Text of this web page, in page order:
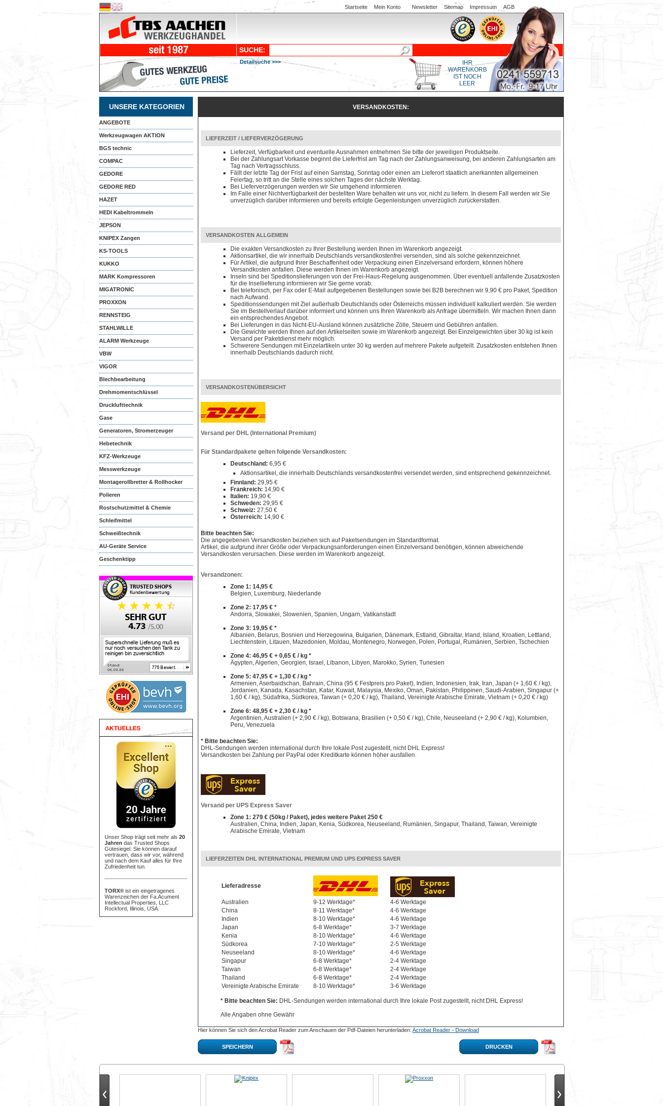
Startseite Mein Konto Newsletter Sitemap Impressum AGB
SUCHE:
Detailsuche >>>
IHR
WARENKORB
IST NOCH
LEER
UNSERE KATEGORIEN
ANGEBOTE
Werkzeugwagen AKTION
BGS technic
COMPAC
GEDORE
GEDORE RED
HAZET
HEDI Kabeltrommeln
JEPSON
KNIPEX Zangen
KS-TOOLS
KUKKO
MARK Kompressoren
MIGATRONIC
PROXXON
RENNSTEIG
STAHLWILLE
ALARM Werkzeuge
VBW
VIGOR
Blechbearbeitung
Drehmomentschlüssel
Drucklufttechnik
Gase
Generatoren, Stromerzeuger
Hebetechnik
KFZ-Werkzeuge
Messwerkzeuge
Montagerollbretter & Rollhocker
Polieren
Rostschutzmittel & Chemie
Schleifmittel
Schweißtechnik
AU-Geräte Service
Geschenktipp
Unser Shop trägt seit mehr als 20
Jahren das Trusted Shops
Gütesiegel. Sie können darauf
vertrauen, dass wir vor, während
und nach dem Kauf alles für Ihre
Zufriedenheit tun.
TORX® ist ein eingetragenes
Warenzeichen der Fa.Acument
Intellectual Properties, LLC
Rockford, Illinois, USA.
VERSANDKOSTEN:
LIEFERZEIT / LIEFERVERZÖGERUNG
Lieferzeit, Verfügbarkeit und eventuelle Ausnahmen entnehmen Sie bitte der jeweiligen Produktseite.
Bei der Zahlungsart Vorkasse beginnt die Lieferfrist am Tag nach der Zahlungsanweisung, bei anderen Zahlungsarten am
Tag nach Vertragsschluss.
Fällt der letzte Tag der Frist auf einen Samstag, Sonntag oder einen am Lieferort staatlich anerkannten allgemeinen
Feiertag, so tritt an die Stelle eines solchen Tages der nächste Werktag.
Bei Lieferverzögerungen werden wir Sie umgehend informieren.
Im Falle einer Nichtverfügbarkeit der bestellten Ware behalten wir uns vor, nicht zu liefern. In diesem Fall werden wir Sie
unverzüglich darüber informieren und bereits erfolgte Gegenleistungen unverzüglich zurückerstatten.
VERSANDKOSTEN ALLGEMEIN
Die exakten Versandkosten zu Ihrer Bestellung werden Ihnen im Warenkorb angezeigt.
Aktionsartikel, die wir innerhalb Deutschlands versandkostenfrei versenden, sind als solche gekennzeichnet.
Für Artikel, die aufgrund Ihrer Beschaffenheit oder Verpackung einen Einzelversand erfordern, können höhere
Versandkosten anfallen. Diese werden Ihnen im Warenkorb angezeigt.
Inseln sind bei Speditionslieferungen von der Frei-Haus-Regelung ausgenommen. Über eventuell anfallende Zusatzkosten
für die Insellieferung informieren wir Sie gerne vorab.
Bei telefonisch, per Fax oder E-Mail aufgegebenen Bestellungen sowie bei B2B berechnen wir 9,90 € pro Paket, Spedition
nach Aufwand.
Speditionssendungen mit Ziel außerhalb Deutschlands oder Österreichs müssen individuell kalkuliert werden. Sie werden
Sie im Bestellverlauf darüber informiert und können uns Ihren Warenkorb als Anfrage übermitteln. Wir machen Ihnen dann
ein entsprechendes Angebot.
Bei Lieferungen in das Nicht-EU-Ausland können zusätzliche Zölle, Steuern und Gebühren anfallen.
Die Gewichte werden Ihnen auf den Artikelseiten sowie im Warenkorb angezeigt. Bei Einzelgewichten über 30 kg ist kein
Versand per Paketdienst mehr möglich.
Schwerere Sendungen mit Einzelartikeln unter 30 kg werden auf mehrere Pakete aufgeteilt. Zusatzkosten entstehen Ihnen
innerhalb Deutschlands dadurch nicht.
VERSANDKOSTENÜBERSICHT
Versand per DHL (International Premium)
Für Standardpakete gelten folgende Versandkosten:
Deutschland: 6,95 €
Aktionsartikel, die innerhalb Deutschlands versandkostenfrei versendet werden, sind entsprechend gekennzeichnet.
Finnland: 29,95 €
Frankreich: 14,90 €
Italien: 19,90 €
Schweden: 29,95 €
Schweiz: 27,50 €
Österreich: 14,90 €
Bitte beachten Sie:
Die angegebenen Versandkosten beziehen sich auf Paketsendungen im Standardformat.
Artikel, die aufgrund ihrer Größe oder Verpackungsanforderungen einen Einzelversand benötigen, können abweichende
Versandkosten verursachen. Diese werden im Warenkorb angezeigt.
Versandzonen:
Zone 1: 14,95 €
Belgien, Luxemburg, Niederlande
Zone 2: 17,95 € *
Andorra, Slowakei, Slowenien, Spanien, Ungarn, Vatikanstadt
Zone 3: 19,95 € *
Albanien, Belarus, Bosnien und Herzegowina, Bulgarien, Dänemark, Estland, Gibraltar, Irland, Island, Kroatien, Lettland,
Liechtenstein, Litauen, Mazedonien, Moldau, Montenegro, Norwegen, Polen, Portugal, Rumänien, Serbien, Tschechien
Zone 4: 46,95 € + 0,65 € / kg *
Ägypten, Algerien, Georgien, Israel, Libanon, Libyen, Marokko, Syrien, Tunesien
Zone 5: 47,95 € + 1,30 € / kg *
Armenien, Aserbaidschan, Bahrain, China (95 € Festpreis pro Paket), Indien, Indonesien, Irak, Iran, Japan (+ 1,60 € / kg),
Jordanien, Kanada, Kasachstan, Katar, Kuwait, Malaysia, Mexiko, Oman, Pakistan, Philippinen, Saudi-Arabien, Singapur (+
1,60 € / kg), Südafrika, Südkorea, Taiwan (+ 0,20 € / kg), Thailand, Vereinigte Arabische Emirate, Vietnam (+ 0,20 € / kg)
Zone 6: 48,95 € + 2,30 € / kg *
Argentinien, Australien (+ 2,90 € / kg), Botswana, Brasilien (+ 0,50 € / kg), Chile, Neuseeland (+ 2,90 € / kg), Kolumbien,
Peru, Venezuela
* Bitte beachten Sie:
DHL-Sendungen werden international durch Ihre lokale Post zugestellt, nicht DHL Express!
Versandkosten bei Zahlung per PayPal oder Kreditkarte können höher ausfallen.
Versand per UPS Express Saver
Zone 1: 279 € (50kg / Paket), jedes weitere Paket 250 €
Australien, China, Indien, Japan, Kenia, Südkorea, Neuseeland, Rumänien, Singapur, Thailand, Taiwan, Vereinigte
Arabische Emirate, Vietnam
LIEFERZEITEN DHL INTERNATIONAL PREMIUM UND UPS EXPRESS SAVER
Lieferadresse
Australien 9-12 Werktage*
4-6 Werktage
China
8-11 Werktage*
4-6 Werktage
Indien
8-10 Werktage*
4-6 Werktage
Japan
6-8 Werktage*
3-7 Werktage
Kenia
8-10 Werktage*
4-6 Werktage
Südkorea
7-10 Werktage*
2-5 Werktage
Neuseeland
8-10 Werktage*
4-6 Werktage
Singapur
6-8 Werktage*
2-4 Werktage
Taiwan
6-8 Werktage*
2-4 Werktage
Thailand
6-8 Werktage*
2-4 Werktage
Vereinigte Arabische Emirate
8-10 Werktage* 3-6 Werktage
* Bitte beachten Sie: DHL-Sendungen werden international durch Ihre lokale Post zugestellt, nicht DHL Express!
Alle Angaben ohne Gewähr
Hier können Sie sich den Acrobat Reader zum Anschauen der Pdf-Dateien herunterladen: Acrobat Reader - Download
SPEICHERN DRUCKEN